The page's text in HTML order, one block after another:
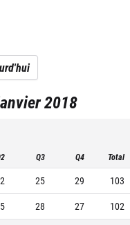
2018
Q3 Q4 Total
25 29
103
28 27 102